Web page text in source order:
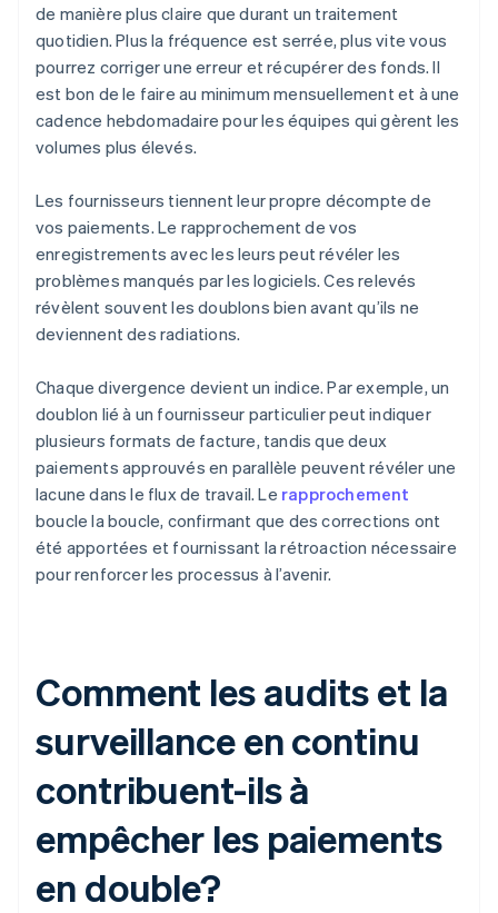
de manière plus claire que durant un traitement
quotidien. Plus la fréquence est serrée, plus vite vous
pourrez corriger une erreur et récupérer des fonds. Il
est bon de le faire au minimum mensuellement et à une
cadence hebdomadaire pour les équipes qui gèrent les
volumes plus élevés.
Les fournisseurs tiennent leur propre décompte de
vos paiements. Le rapprochement de vos
enregistrements avec les leurs peut révéler les
problèmes manqués par les logiciels. Ces relevés
révèlent souvent les doublons bien avant qu’ils ne
deviennent des radiations.
Chaque divergence devient un indice. Par exemple, un
doublon lié à un fournisseur particulier peut indiquer
plusieurs formats de facture, tandis que deux
paiements approuvés en parallèle peuvent révéler une
lacune dans le flux de travail. Le rapprochement
boucle la boucle, confirmant que des corrections ont
été apportées et fournissant la rétroaction nécessaire
pour renforcer les processus à l’avenir.
Comment les audits et la
surveillance en continu
contribuent-ils à
empêcher les paiements
en double?